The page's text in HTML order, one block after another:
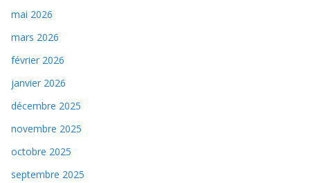
mai 2026
mars 2026
février 2026
janvier 2026
décembre 2025
novembre 2025
octobre 2025
septembre 2025